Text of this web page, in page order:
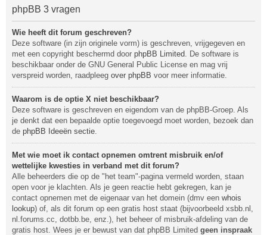
phpBB 3 vragen
Wie heeft dit forum geschreven?
Deze software (in zijn originele vorm) is geschreven, vrijgegeven en
met een copyright beschermd door phpBB Limited. De software is
beschikbaar onder de GNU General Public License en mag vrij
verspreid worden, raadpleeg over phpBB voor meer informatie.
Waarom is de optie X niet beschikbaar?
Deze software is geschreven en eigendom van de phpBB-Groep. Als
je denkt dat een bepaalde optie toegevoegd moet worden, bezoek dan
de phpBB Ideeën sectie.
Met wie moet ik contact opnemen omtrent misbruik en/of
wettelijke kwesties in verband met dit forum?
Alle beheerders die op de "het team"-pagina vermeld worden, staan
open voor je klachten. Als je geen reactie hebt gekregen, kan je
contact opnemen met de eigenaar van het domein (dmv een whois
lookup) of, als dit forum op een gratis host staat (bijvoorbeeld xsbb.nl,
nl.forums.cc, dotbb.be, enz.), het beheer of misbruik-afdeling van de
gratis host. Wees je er bewust van dat phpBB Limited geen inspraak